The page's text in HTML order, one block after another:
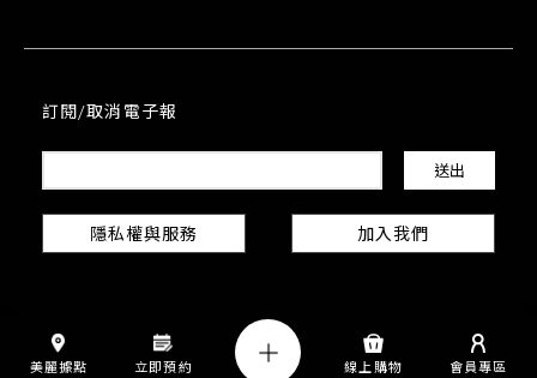
訂閱/取消電子報
隱私權與服務 加入我們
美麗據點 立即預約 線上購物 會員專區